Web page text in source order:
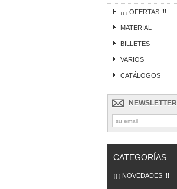
¡¡¡ OFERTAS !!!
MATERIAL
BILLETES
VARIOS
CATÁLOGOS
NEWSLETTER
CATEGORÍAS
¡¡¡ NOVEDADES !!!